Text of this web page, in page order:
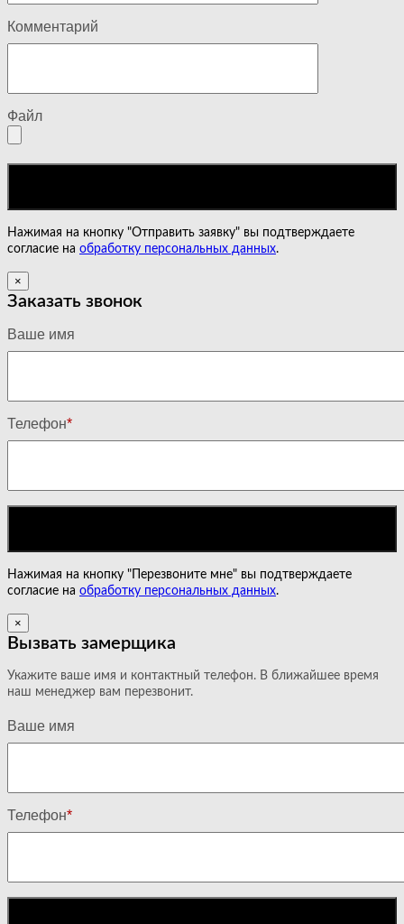
Комментарий
Файл
Нажимая на кнопку "Отправить заявку" вы подтверждаете
согласие на обработку персональных данных.
×
Заказать звонок
Ваше имя
Телефон*
Нажимая на кнопку "Перезвоните мне" вы подтверждаете
согласие на обработку персональных данных.
×
Вызвать замерщика
Укажите ваше имя и контактный телефон. В ближайшее время
наш менеджер вам перезвонит.
Ваше имя
Телефон*